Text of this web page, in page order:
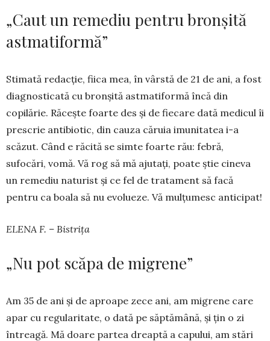
„Caut un remediu pentru bronșită
astmatiformă”
Stimată redacție, fiica mea, în vârstă de 21 de ani, a fost
diagnosticată cu bronșită astma­tiformă încă din
copilărie. Răcește foarte des și de fie­care dată medicul îi
prescrie antibiotic, din cauza că­ruia imunitatea i-a
scăzut. Când e răcită se simte foarte rău: febră,
sufocări, vomă. Vă rog să mă ajutați, poate știe cineva
un remediu naturist și ce fel de tratament să facă
pentru ca boala să nu evolueze. Vă mulțu­mesc anticipat!
ELENA F. – Bistrița
„Nu pot scăpa de migrene”
Am 35 de ani și de aproape zece ani, am migrene care
apar cu regularitate, o dată pe săptămână, și țin o zi
întreagă. Mă doare partea dreaptă a capului, am stări